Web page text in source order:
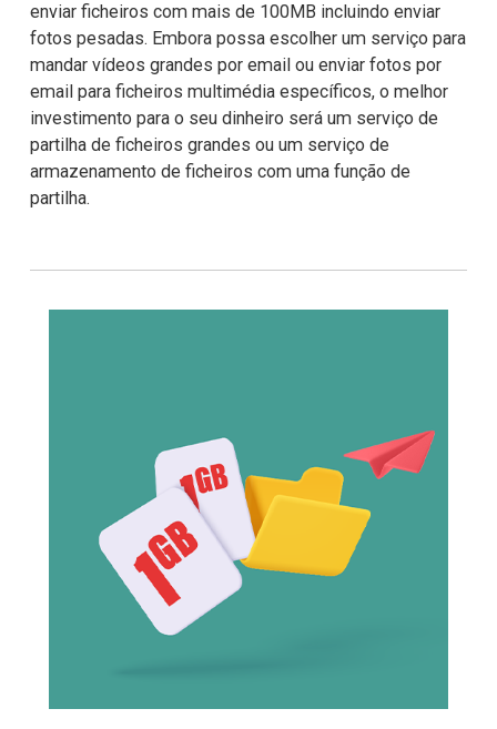
enviar ficheiros com mais de 100MB incluindo enviar
fotos pesadas. Embora possa escolher um serviço para
mandar vídeos grandes por email ou enviar fotos por
email para ficheiros multimédia específicos, o melhor
investimento para o seu dinheiro será um serviço de
partilha de ficheiros grandes ou um serviço de
armazenamento de ficheiros com uma função de
partilha.